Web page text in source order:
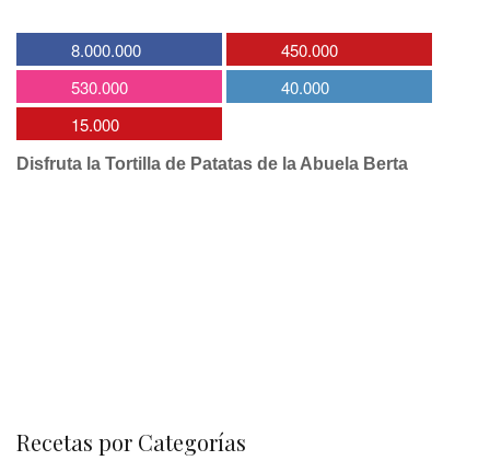
8.000.000
450.000
530.000
40.000
15.000
Disfruta la Tortilla de Patatas de la Abuela Berta
Recetas por Categorías